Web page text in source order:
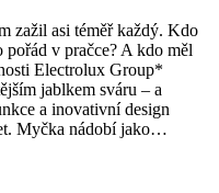
zažil asi téměř každý. Kdo
v pračce? A kdo měl
Electrolux Group*
jablkem sváru – a
a inovativní design
Myčka nádobí jako…